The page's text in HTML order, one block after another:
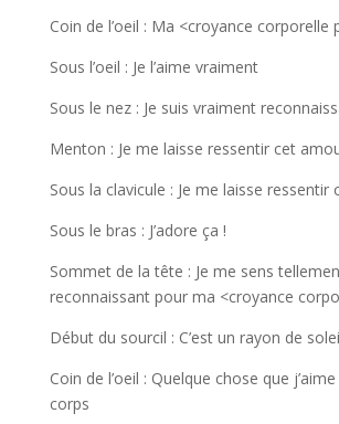
Coin de l’oeil : Ma <croyance corporelle
Sous l’oeil : Je l’aime vraiment
Sous le nez : Je suis vraiment
Menton : Je me laisse ressentir cet
Sous la clavicule : Je me laisse ressentir
Sous le bras : J’adore ça !
Sommet de la tête : Je me sens
reconnaissant pour ma <croyance
Début du sourcil : C’est un rayon de
Coin de l’oeil : Quelque chose que
corps